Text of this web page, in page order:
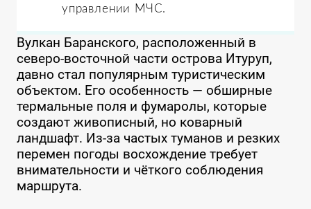
управлении МЧС.
Вулкан Баранского, расположенный в
северо-восточной части острова Итуруп,
давно стал популярным туристическим
объектом. Его особенность — обширные
термальные поля и фумаролы, которые
создают живописный, но коварный
ландшафт. Из-за частых туманов и резких
перемен погоды восхождение требует
внимательности и чёткого соблюдения
маршрута.